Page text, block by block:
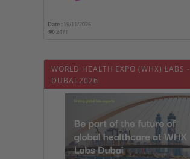
Date : 19/11/2026
2471
WORLD HEALTH EXPO (WHX) LABS -
DUBAI 2026